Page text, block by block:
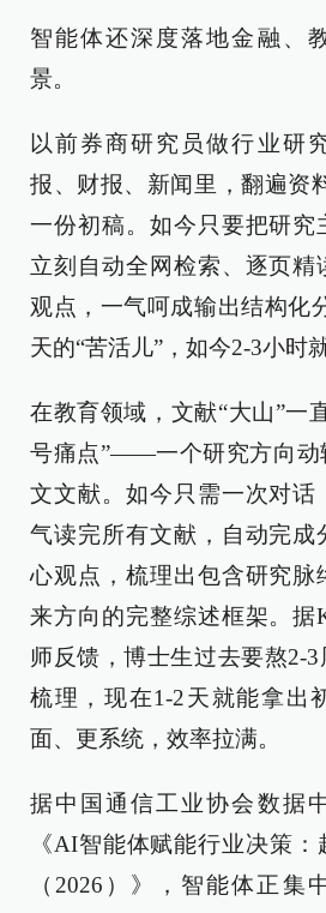
智能体还深度落地金融、
景。
以前券商研究员做行业研
报、财报、新闻里，翻遍资
一份初稿。如今只要把研究
立刻自动全网检索、逐页精
观点，一气呵成输出结构化
天的“苦活儿”，如今2-3小时
在教育领域，文献“大山”一
号痛点”——一个研究方向动
文文献。如今只需一次对话
气读完所有文献，自动完成
心观点，梳理出包含研究脉
来方向的完整综述框架。据
师反馈，博士生过去要熬2-
梳理，现在1-2天就能拿出
面、更系统，效率拉满。
据中国通信工业协会数据
《AI智能体赋能行业决策
（2026）》，智能体正集